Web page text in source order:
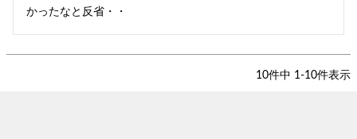
かったなと反省・・
10件中 1-10件表示